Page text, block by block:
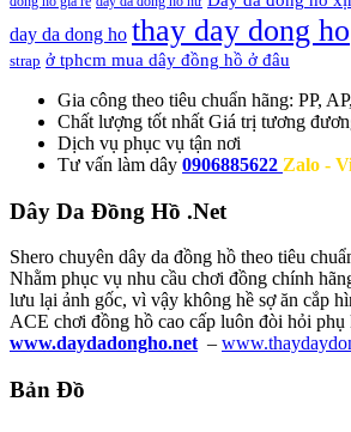
day da dong ho thay day dong ho
strap ở tphcm mua dây đồng hồ ở đâu
Gia công theo tiêu chuẩn hãng: PP,
Chất lượng tốt nhất Giá trị tương
Dịch vụ phục vụ tận nơi
Tư vấn làm dây 0906885622 Zalo -
Dây Da Đồng Hồ .Net
Shero chuyên dây da đồng hồ theo tiêu
Nhằm phục vụ nhu cầu chơi đồng chính
lưu lại ảnh gốc, vì vậy không hề sợ ăn cắp
ACE chơi đồng hồ cao cấp luôn đòi hỏi phụ
www.daydadongho.net –
Bản Đồ